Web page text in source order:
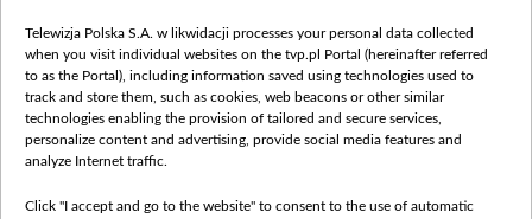
Бяспека
Youtube
Белсат news
Белсат Shorts
Жэстачайшы мульт
Telewizja Polska S.A. w likwidacji processes your personal data collected
when you visit individual websites on the tvp.pl Portal (hereinafter referred
to as the Portal), including information saved using technologies used to
track and store them, such as cookies, web beacons or other similar
technologies enabling the provision of tailored and secure services,
personalize content and advertising, provide social media features and
analyze Internet traffic.
Click "I accept and go to the website" to consent to the use of automatic